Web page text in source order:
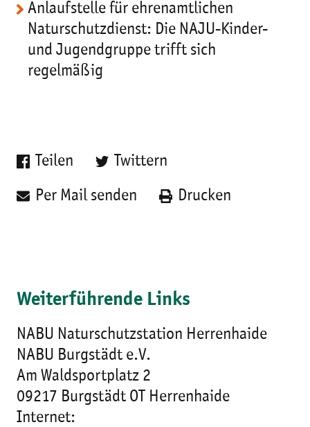
Anlaufstelle für ehrenamtlichen
Naturschutzdienst: Die NAJU-Kinder-
und Jugendgruppe trifft sich
regelmäßig
Teilen Twittern
Per Mail senden Drucken
Weiterführende Links
NABU Naturschutzstation Herrenhaide
NABU Burgstädt e.V.
Am Waldsportplatz 2
09217 Burgstädt OT Herrenhaide
Internet: